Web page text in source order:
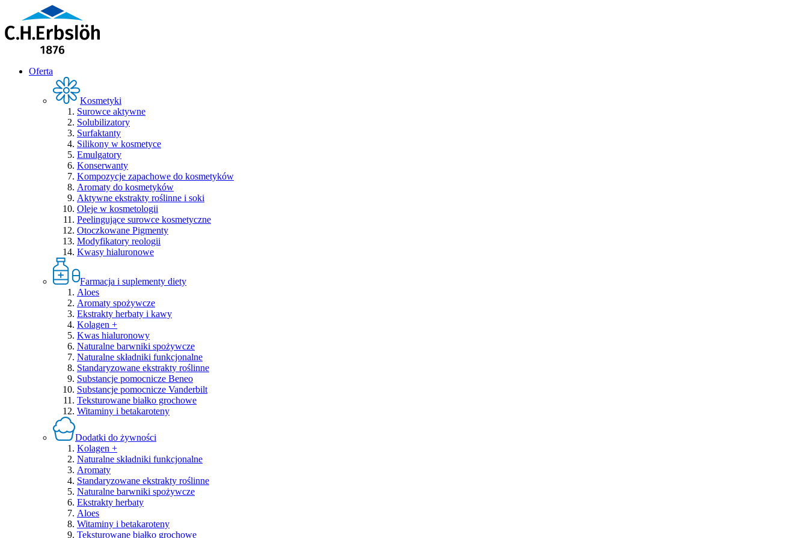
Oferta
Kosmetyki
Surowce aktywne
Solubilizatory
Surfaktanty
Silikony w kosmetyce
Emulgatory
Konserwanty
Kompozycje zapachowe do kosmetyków
Aromaty do kosmetyków
Aktywne ekstrakty roślinne i soki
Oleje w kosmetologii
Peelingujące surowce kosmetyczne
Otoczkowane Pigmenty
Modyfikatory reologii
Kwasy hialuronowe
Farmacja i suplementy diety
Aloes
Aromaty spożywcze
Ekstrakty herbaty i kawy
Kolagen +
Kwas hialuronowy
Naturalne barwniki spożywcze
Naturalne składniki funkcjonalne
Standaryzowane ekstrakty roślinne
Substancje pomocnicze Beneo
Substancje pomocnicze Vanderbilt
Teksturowane białko grochowe
Witaminy i betakaroteny
Dodatki do żywności
Kolagen +
Naturalne składniki funkcjonalne
Aromaty
Standaryzowane ekstrakty roślinne
Naturalne barwniki spożywcze
Ekstrakty herbaty
Aloes
Witaminy i betakaroteny
Teksturowane białko grochowe